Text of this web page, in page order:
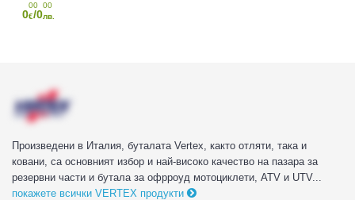
Произведени в Италия, буталата Vertex, както отляти, така и
ковани, са основният избор и най-високо качество на пазара за
резервни части и бутала за офрроуд мотоциклети, ATV и UTV...
покажете всички VERTEX продукти
0
00
€/0
00
лв.